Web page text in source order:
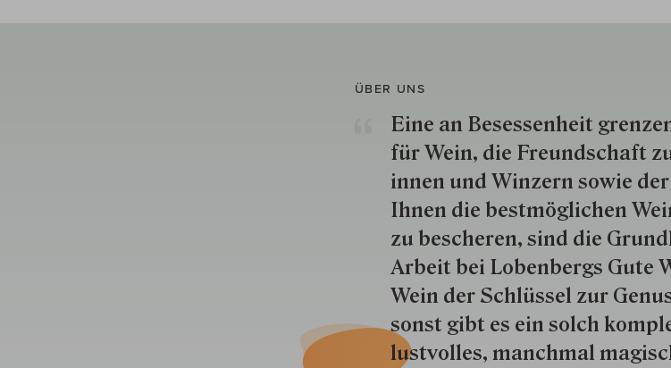
ÜBER UNS
Eine an Besessenheit
für Wein, die Freund­schaft
innen und Win­zern so­wie
Ihnen die best­mög­lich­en
zu besche­ren, sind die
Arbeit bei Lobenbergs Gute
Wein der Schlüs­sel zur
sonst gibt es ein solch
lustvolles, manchmal